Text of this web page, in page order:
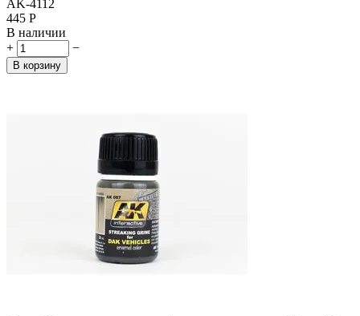
AK-4112
‍445‍ Р
В наличии
+
−
В корзину